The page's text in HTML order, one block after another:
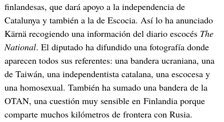
finlandesas, que dará apoyo a la independencia de
Catalunya y también a la de Escocia. Así lo ha anunciado
Kärnä recogiendo una información del diario escocés The
National. El diputado ha difundido una fotografía donde
aparecen todos sus referentes: una bandera ucraniana, una
de Taiwán, una independentista catalana, una escocesa y
una homosexual. También ha sumado una bandera de la
OTAN, una cuestión muy sensible en Finlandia porque
comparte muchos kilómetros de frontera con Rusia.